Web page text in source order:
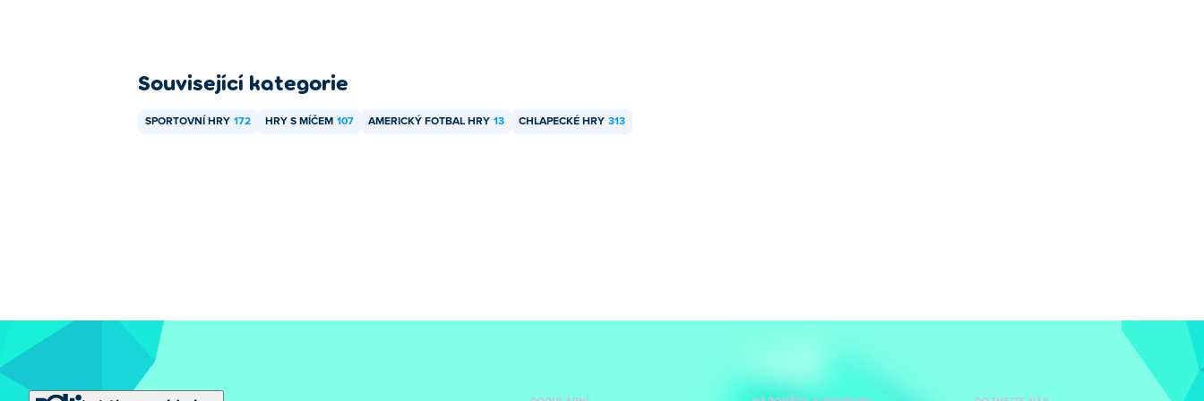
Související kategorie
SPORTOVNÍ HRY 172 HRY S MÍČEM 107 AMERICKÝ FOTBAL HRY 13 CHLAPECKÉ HRY 313